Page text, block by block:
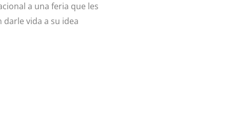
a una feria que les
vida a su idea